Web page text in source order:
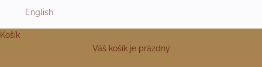
English
Košík
Váš košík je prázdný